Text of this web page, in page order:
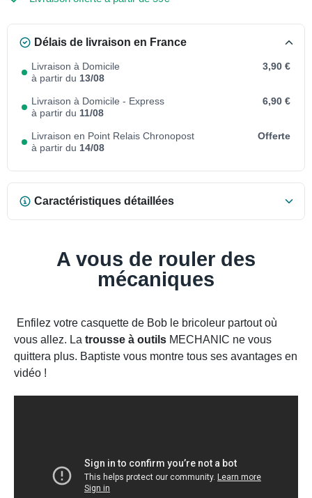
Délais de livraison en France
Livraison à Domicile
à partir du 13/08
3,90 €
Livraison à Domicile - Express
à partir du 11/08
6,90 €
Livraison en Point Relais Chronopost
à partir du 14/08
Offerte
Caractéristiques détaillées
A vous de rouler des
mécaniques
Enfilez votre casquette de Bob le bricoleur partout où
vous allez. La trousse à outils MECHANIC ne vous
quittera plus. Baptiste vous montre tous ses avantages en
vidéo !